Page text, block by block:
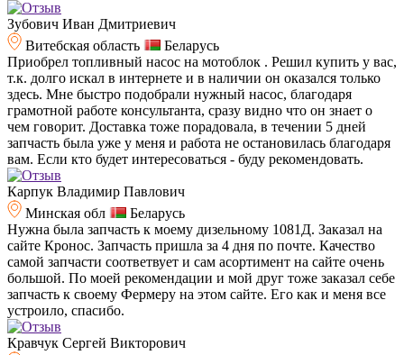
Зубович Иван Дмитриевич
Витебская область
Беларусь
Приобрел топливный насос на мотоблок . Решил купить у вас,
т.к. долго искал в интернете и в наличии он оказался только
здесь. Мне быстро подобрали нужный насос, благодаря
грамотной работе консультанта, сразу видно что он знает о
чем говорит. Доставка тоже порадовала, в течении 5 дней
запчасть была уже у меня и работа не остановилась благодаря
вам. Если кто будет интересоваться - буду рекомендовать.
Карпук Владимир Павлович
Минская обл
Беларусь
Нужна была запчасть к моему дизельному 1081Д. Заказал на
сайте Кронос. Запчасть пришла за 4 дня по почте. Качество
самой запчасти соответвует и сам асортимент на сайте очень
большой. По моей рекомендации и мой друг тоже заказал себе
запчасть к своему Фермеру на этом сайте. Его как и меня все
устроило, спасибо.
Кравчук Сергей Викторович